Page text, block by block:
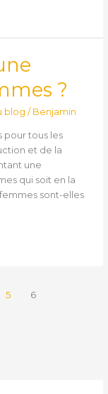
?
blog / Benjamin
pour tous les
et de la
une
qui soit en la
sont-elles
5 6